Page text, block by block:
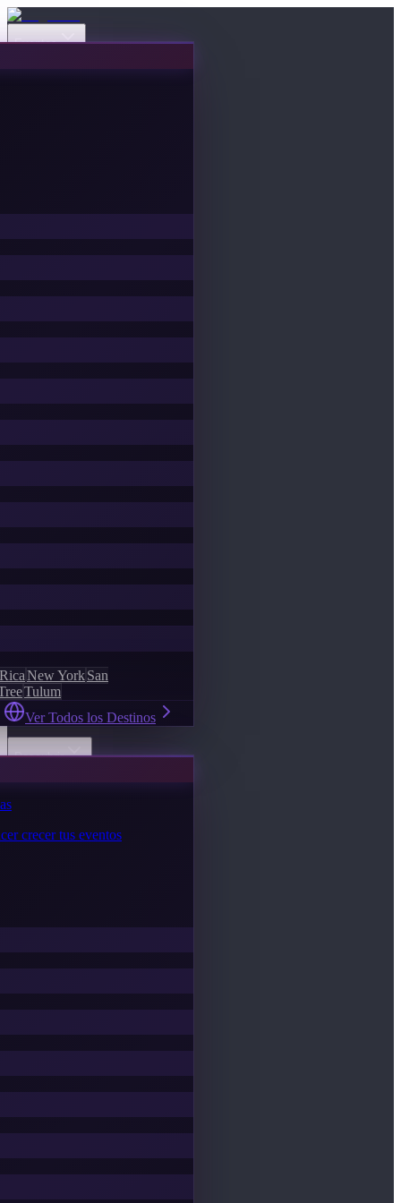
Eventos
New YorkSan
Tulum
Ver Todos los Destinos
Descubrir
crecer tus eventos